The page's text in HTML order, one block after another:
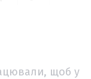
щоб у